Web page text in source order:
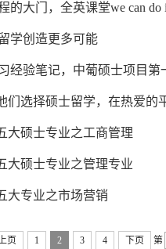
的大门，全英课堂we can do
学创造更多可能
经验笔记，中葡硕士项目
们选择硕士留学，在热爱的
大硕士专业之工商管理
大硕士专业之管理专业
大专业之市场营销
页 1 2 3 4 下页 第